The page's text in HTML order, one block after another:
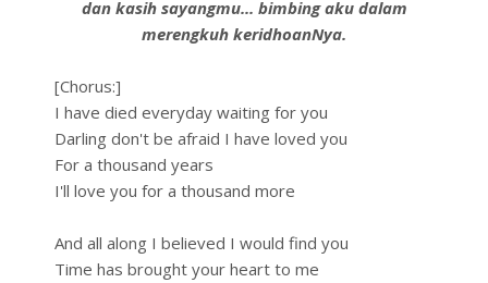
dan kasih sayangmu... bimbing aku dalam
merengkuh keridhoanNya.
[Chorus:]
I have died everyday waiting for you
Darling don't be afraid I have loved you
For a thousand years
I'll love you for a thousand more
And all along I believed I would find you
Time has brought your heart to me